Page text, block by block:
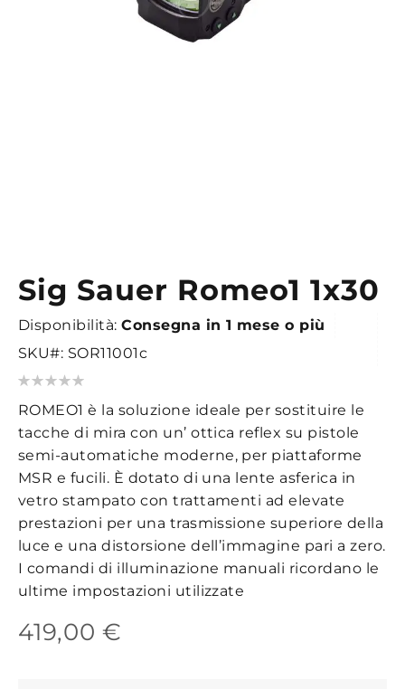
Vai
all'inizio
della
galleria
di
Sig Sauer Romeo1 1x30
Disponibilità:Consegna in 1 mese o più
SKU
SOR11001c
Valutazione:
ROMEO1 è la soluzione ideale per sostituire le
tacche di mira con un’ ottica reflex su pistole
semi-automatiche moderne, per piattaforme
MSR e fucili. È dotato di una lente asferica in
vetro stampato con trattamenti ad elevate
prestazioni per una trasmissione superiore della
luce e una distorsione dell’immagine pari a zero.
I comandi di illuminazione manuali ricordano le
ultime impostazioni utilizzate
419,00 €